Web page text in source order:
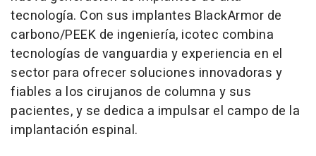
tecnología. Con sus implantes BlackArmor de
carbono/PEEK de ingeniería, icotec combina
tecnologías de vanguardia y experiencia en el
sector para ofrecer soluciones innovadoras y
fiables a los cirujanos de columna y sus
pacientes, y se dedica a impulsar el campo de la
implantación espinal.